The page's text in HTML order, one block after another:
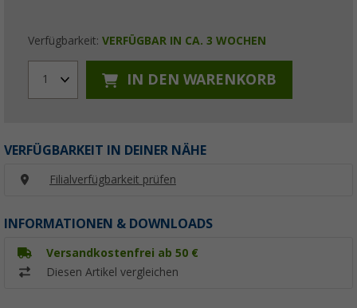
Verfügbarkeit: VERFÜGBAR IN CA. 3 WOCHEN
1 IN DEN WARENKORB
VERFÜGBARKEIT IN DEINER NÄHE
Filialverfügbarkeit prüfen
INFORMATIONEN & DOWNLOADS
Versandkostenfrei ab 50 €
Diesen Artikel vergleichen